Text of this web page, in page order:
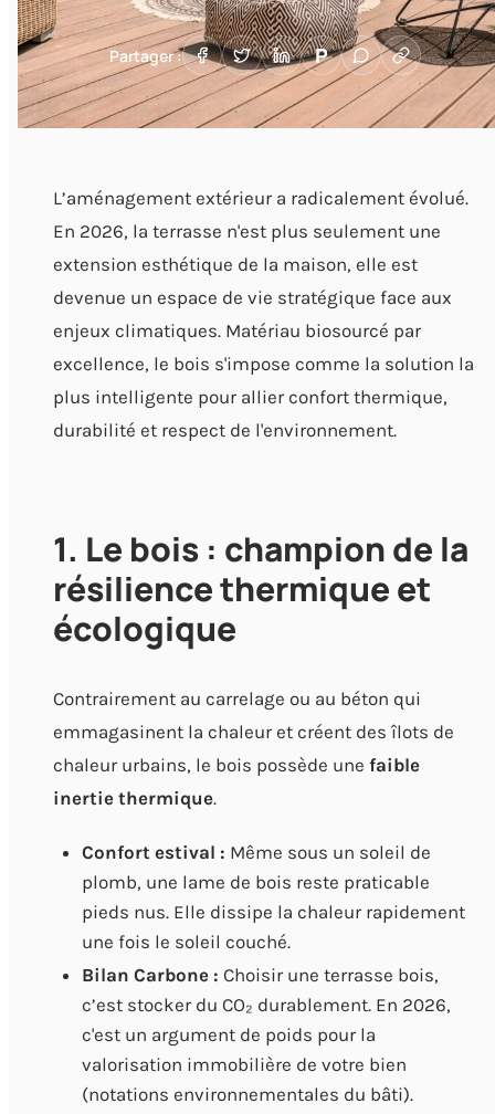
Partager : P
L’aménagement extérieur a radicalement évolué.
En 2026, la terrasse n'est plus seulement une
extension esthétique de la maison, elle est
devenue un espace de vie stratégique face aux
enjeux climatiques. Matériau biosourcé par
excellence, le bois s'impose comme la solution la
plus intelligente pour allier confort thermique,
durabilité et respect de l'environnement.
1. Le bois : champion de la
résilience thermique et
écologique
Contrairement au carrelage ou au béton qui
emmagasinent la chaleur et créent des îlots de
chaleur urbains, le bois possède une faible
inertie thermique.
Confort estival : Même sous un soleil de
plomb, une lame de bois reste praticable
pieds nus. Elle dissipe la chaleur rapidement
une fois le soleil couché.
Bilan Carbone : Choisir une terrasse bois,
c’est stocker du CO₂ durablement. En 2026,
c'est un argument de poids pour la
valorisation immobilière de votre bien
(notations environnementales du bâti).